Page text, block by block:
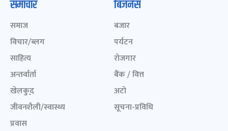
समाचार
समाज
विचार/ब्लग
साहित्य
अन्तर्वार्ता
खेलकुद़़
जीवनशैली/स्वास्थ्य
प्रवास
बिजनेस
बजार
पर्यटन
रोजगार
बैंक / वित्त
अटो
सूचना-प्रविधि